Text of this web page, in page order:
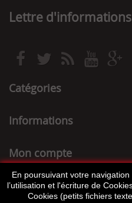
Lettre d'informations
Catégories
Informations
Mon compte
Informations sur votre
En poursuivant votre
l’utilisation et l'écriture de
Cookies (petits fichiers